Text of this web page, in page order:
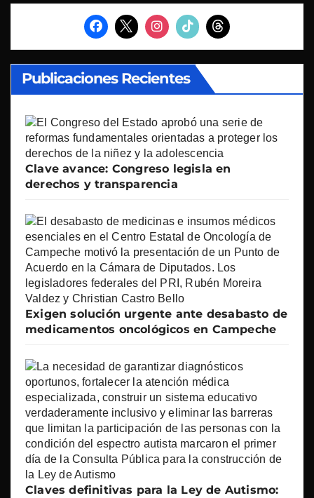
Publicaciones Recientes
Clave avance: Congreso legisla en
derechos y transparencia
Exigen solución urgente ante desabasto de
medicamentos oncológicos en Campeche
Claves definitivas para la Ley de Autismo: